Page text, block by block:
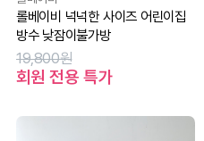
롤베이비 넉넉한 사이즈 어린이집
방수 낮잠이불가방
19,800원
회원 전용 특가